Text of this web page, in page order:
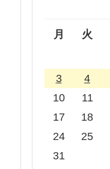
月 火
3
4
10
11
17
18
24
25
31